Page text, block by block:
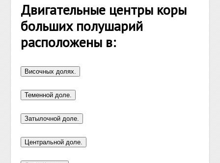
Двигательные центры коры
больших полушарий
расположены в: